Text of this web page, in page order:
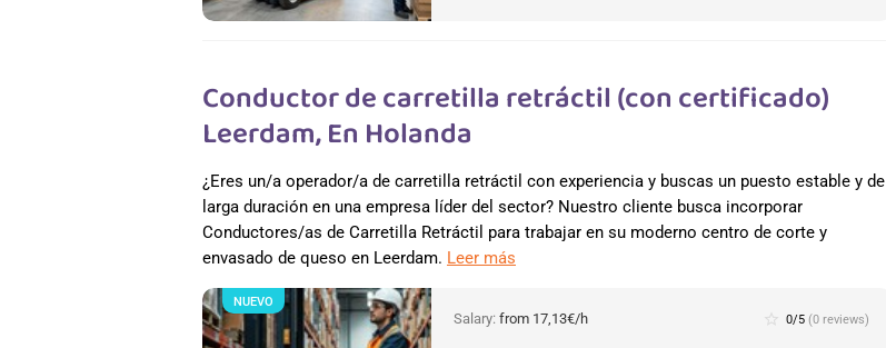
Conductor de carretilla retráctil (con certificado)
Leerdam, En Holanda
¿Eres un/a operador/a de carretilla retráctil con experiencia y buscas un puesto estable y de
larga duración en una empresa líder del sector? Nuestro cliente busca incorporar
Conductores/as de Carretilla Retráctil para trabajar en su moderno centro de corte y
envasado de queso en Leerdam. Leer más
Salary: from 17,13€/h star_border 0/5 (0 reviews)
NUEVO